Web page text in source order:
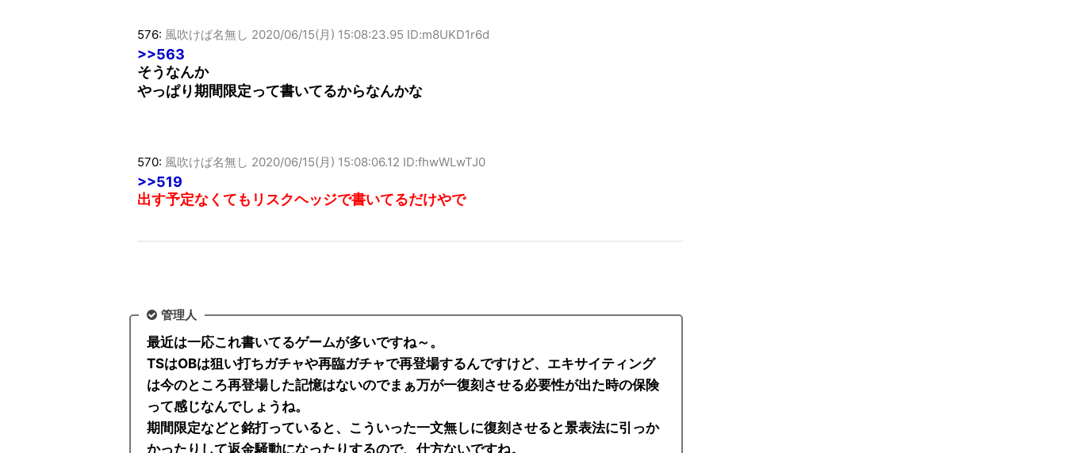
576: 風吹けば名無し 2020/06/15(月) 15:08:23.95 ID:m8UKD1r6d
>>563
そうなんか
やっぱり期間限定って書いてるからなんかな
570: 風吹けば名無し 2020/06/15(月) 15:08:06.12 ID:fhwWLwTJ0
>>519
出す予定なくてもリスクヘッジで書いてるだけやで
管理人
最近は一応これ書いてるゲームが多いですね～。
TSはOBは狙い打ちガチャや再臨ガチャで再登場するんですけど、エキサイティング
は今のところ再登場した記憶はないのでまぁ万が一復刻させる必要性が出た時の保険
って感じなんでしょうね。
期間限定などと銘打っていると、こういった一文無しに復刻させると景表法に引っか
かったりして返金騒動になったりするので、仕方ないですね。